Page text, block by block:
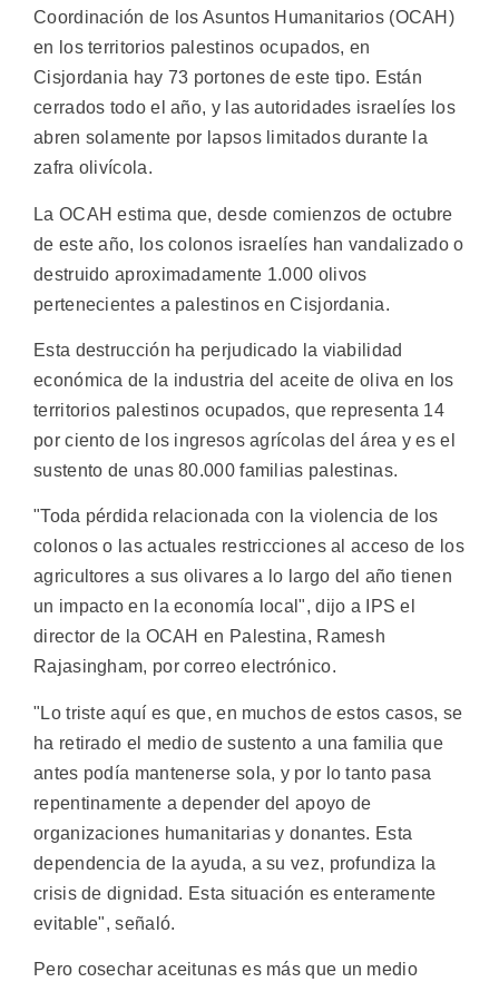
Coordinación de los Asuntos Humanitarios (OCAH)
en los territorios palestinos ocupados, en
Cisjordania hay 73 portones de este tipo. Están
cerrados todo el año, y las autoridades israelíes los
abren solamente por lapsos limitados durante la
zafra olivícola.
La OCAH estima que, desde comienzos de octubre
de este año, los colonos israelíes han vandalizado o
destruido aproximadamente 1.000 olivos
pertenecientes a palestinos en Cisjordania.
Esta destrucción ha perjudicado la viabilidad
económica de la industria del aceite de oliva en los
territorios palestinos ocupados, que representa 14
por ciento de los ingresos agrícolas del área y es el
sustento de unas 80.000 familias palestinas.
"Toda pérdida relacionada con la violencia de los
colonos o las actuales restricciones al acceso de los
agricultores a sus olivares a lo largo del año tienen
un impacto en la economía local", dijo a IPS el
director de la OCAH en Palestina, Ramesh
Rajasingham, por correo electrónico.
"Lo triste aquí es que, en muchos de estos casos, se
ha retirado el medio de sustento a una familia que
antes podía mantenerse sola, y por lo tanto pasa
repentinamente a depender del apoyo de
organizaciones humanitarias y donantes. Esta
dependencia de la ayuda, a su vez, profundiza la
crisis de dignidad. Esta situación es enteramente
evitable", señaló.
Pero cosechar aceitunas es más que un medio